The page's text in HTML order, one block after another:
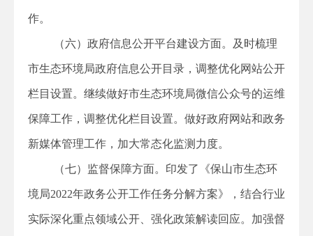
作。
（六）政府信息公开平台建设方面。及时梳理
市生态环境局政府信息公开目录，调整优化网站公开
栏目设置。继续做好市生态环境局微信公众号的运维
保障工作，调整优化栏目设置。做好政府网站和政务
新媒体管理工作，加大常态化监测力度。
（七）监督保障方面。印发了《保山市生态环
境局2022年政务公开工作任务分解方案》，结合行业
实际深化重点领域公开、强化政策解读回应。加强督